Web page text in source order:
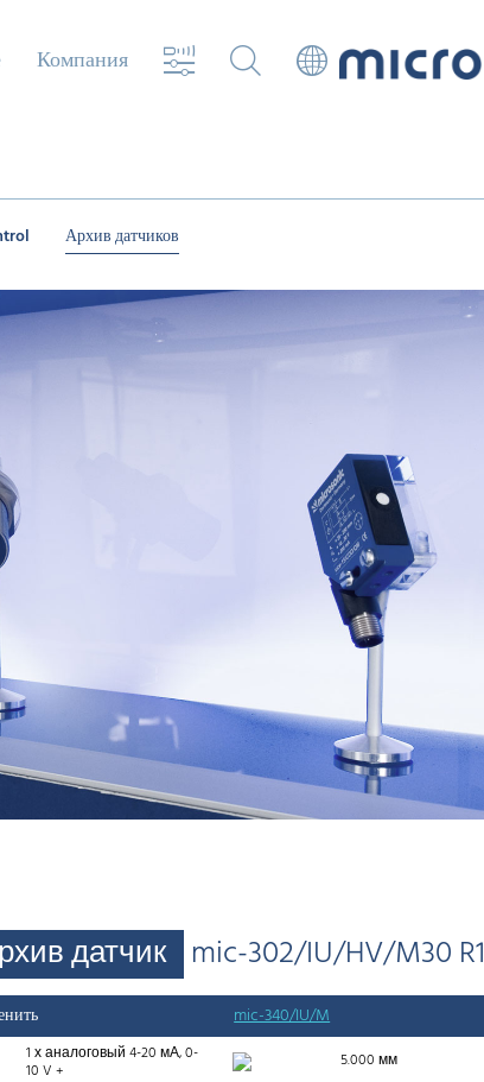
Компания
Архив датчиков
датчик mic-302/IU/HV/M30 R1
mic-340/IU/M
1 х аналоговый 4-20 мА, 0-
10 V + 5.000 мм